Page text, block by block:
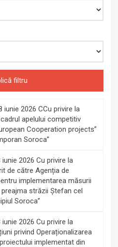
filtru
iunie 2026 CCu privire la
apelului competitiv
Cooperation projects”
Soroca”
2026 Cu privire la
de către Agenția de
implementarea măsurii
străzii Ștefan cel
Soroca”
2026 Cu privire la
privind Operaționalizarea
implementat din